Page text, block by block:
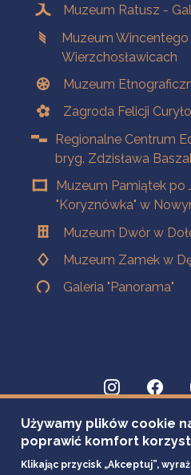
Muzeum Ratusz -
Muzeum
Wierzchosławicach
Muzeum
Zagroda Felicji
Regionalne Centrum
bryg. Zdzisława
Muzeum Pamiątek po
"Koryznówka" w
Muzeum Dwór w
Muzeum Zamek w
Galeria "Panorama"
Używamy plików cookie
poprawić komfort
Klikając przycisk „Akceptuj”,